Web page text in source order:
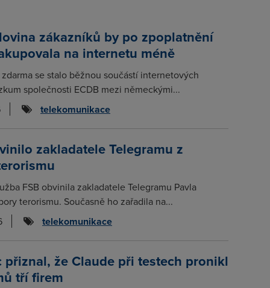
zákazníků by po zpoplatnění
na internetu méně
se stalo běžnou součástí internetových
společnosti ECDB mezi německými...
telekomunikace
zakladatele Telegramu z
FSB obvinila zakladatele Telegramu Pavla
terorismu. Současně ho zařadila na...
telekomunikace
že Claude při testech pronikl
tří firem